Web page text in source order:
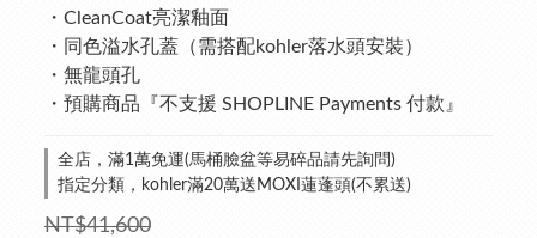
・CleanCoat亮潔釉面
・同色溢水孔蓋（需搭配kohler落水頭安裝）
・無龍頭孔
・預購商品『不支援 SHOPLINE Payments 付款』
全店，滿1萬免運(馬桶臉盆等易碎品請先詢問)
指定分類，kohler滿20萬送MOXI蓮蓬頭(不累送)
NT$41,600